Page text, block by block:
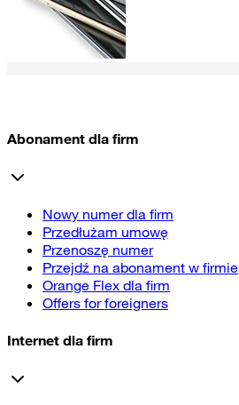
Abonament dla firm
Nowy numer dla firm
Przedłużam umowę
Przenoszę numer
Przejdź na abonament w firmie
Orange Flex dla firm
Offers for foreigners
Internet dla firm